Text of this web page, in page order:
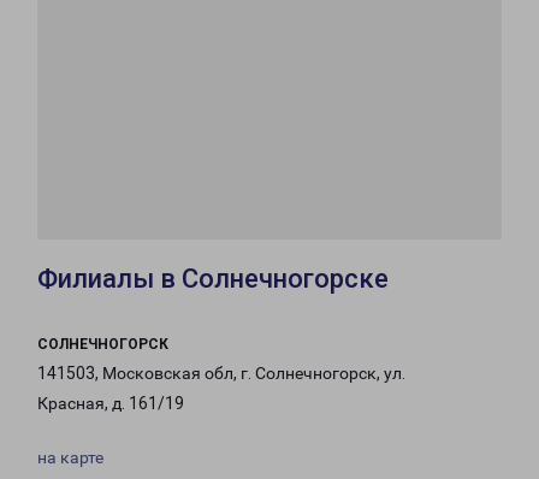
Филиалы в Солнечногорске
СОЛНЕЧНОГОРСК
141503, Московская обл, г. Солнечногорск, ул.
Красная, д. 161/19
на карте